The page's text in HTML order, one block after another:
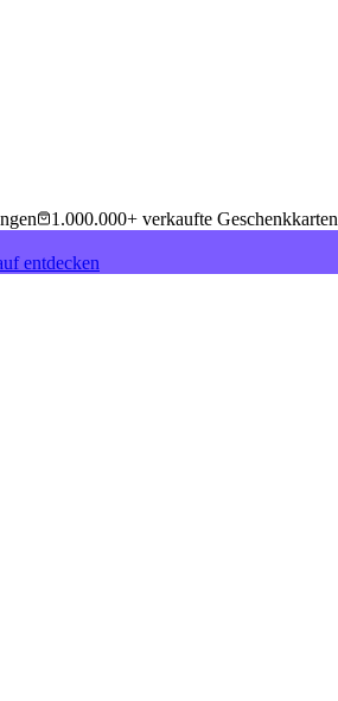
1.000.000+ verkaufte Geschenkkarten
entdecken